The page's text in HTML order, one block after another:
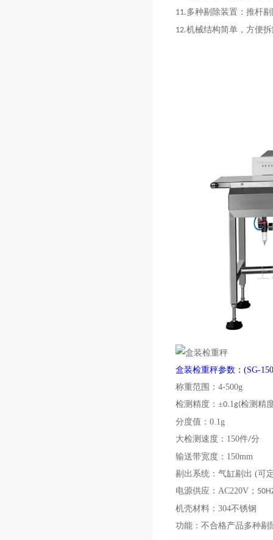
11.多种剔除装置：推杆
12.机械结构简单，方便
盒装检重秤参数： (SG-
称重范围： 4-500g
检测精度： ±0.1g(检测精
分度值： 0.1g
大检测速度： 150件/分
输送带宽度： 150mm
剔出系统：气缸剔出 (可
电源供应： AC220V；
机壳材料： 304不锈钢
功能：不合格产品多种剔